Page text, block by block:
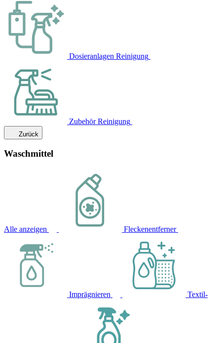
Dosieranlagen Reinigung
Zubehör Reinigung
Zurück
Waschmittel
Alle anzeigen Fleckenentferner
Imprägnieren Textil-